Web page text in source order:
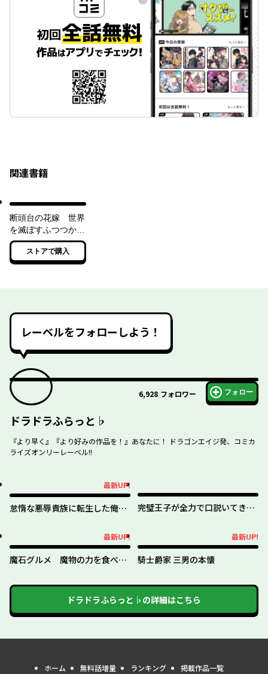
関連書籍
断頭台の花嫁 世界
を滅ぼすふつつかな
竜姫ですが。
ストアで購入
レーベルをフォローしよう！
6,928 フォロワー フォロー
ドラドラふらっと♭
『より早く』『より好みの作品を！』あなたに！ ドラゴンエイジ発、コミカ
ライズオンリーレーベル!!
最新UP!
怠惰な悪辱貴族に転生した俺、
完璧王子が全力で口説いてきま
最新UP!
魔石グルメ 魔物の力を食べた
最新UP!
騎士爵家 三男の本懐
ドラドラふらっと♭ の詳細はこちら
ホーム 無料話増量 ランキング 掲載作品一覧